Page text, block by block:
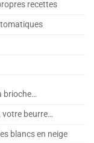
recettes
brioche…
votre beurre…
blancs en neige